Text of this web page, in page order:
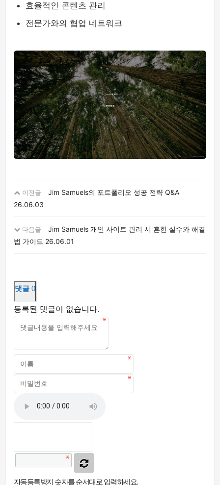
효율적인 콘텐츠 관리
전문가와의 협업 네트워크
이전글
Jim Samuels의 포트폴리오 성공 전략 Q&A
26.06.03
다음글
Jim Samuels 개인 사이트 관리 시 흔한 실수와 해결
법 가이드 26.06.01
댓글 0
등록된 댓글이 없습니다.
자동등록방지 숫자를 순서대로 입력하세요.